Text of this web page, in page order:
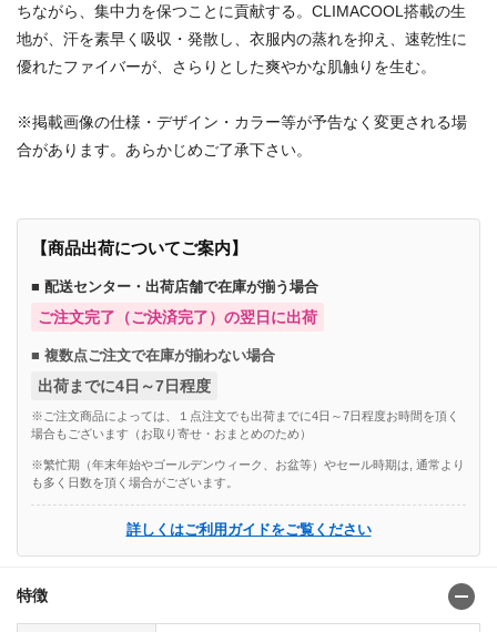
ちながら、集中力を保つことに貢献する。CLIMACOOL搭載の生
地が、汗を素早く吸収・発散し、衣服内の蒸れを抑え、速乾性に
優れたファイバーが、さらりとした爽やかな肌触りを生む。
※掲載画像の仕様・デザイン・カラー等が予告なく変更される場
合があります。あらかじめご了承下さい。
【商品出荷についてご案内】
■ 配送センター・出荷店舗で在庫が揃う場合
ご注文完了（ご決済完了）の翌日に出荷
■ 複数点ご注文で在庫が揃わない場合
出荷までに4日～7日程度
※ご注文商品によっては、１点注文でも出荷までに4日～7日程度お時間を頂く
場合もございます（お取り寄せ・おまとめのため）
※繁忙期（年末年始やゴールデンウィーク、お盆等）やセール時期は, 通常より
も多く日数を頂く場合がございます。
詳しくはご利用ガイドをご覧ください
特徴